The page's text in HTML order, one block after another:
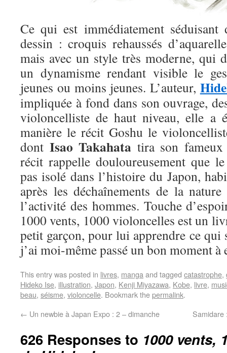
Ce qui est immédiatement
dessin : croquis rehaussés
mais avec un style très moderne, qui
un dynamisme rendant visible le
jeunes ou moins jeunes. L’auteur,
impliquée à fond dans son ouvrage,
violoncelliste de haut niveau, elle a
manière le récit Goshu le
dont Isao Takahata tira son
récit rappelle douloureusement que
pas isolé dans l’histoire du Japon,
après les déchaînements de la
l’activité des hommes. Touche
1000 vents, 1000 violoncelles est un
petit garçon, pour lui apprendre ce qui
j’ai moi-même passé un bon moment à
This entry was posted in livres, manga and tagged catastrophe,
Hideko Ise, illustration, Japon, Kenji Miyazawa, Kobe, livre,
beau, séisme, violoncelle. Bookmark thepermalink.
← Un newbie à Japan Expo : 2 – dimanche Samidare
626 Responses to 1000 vents,